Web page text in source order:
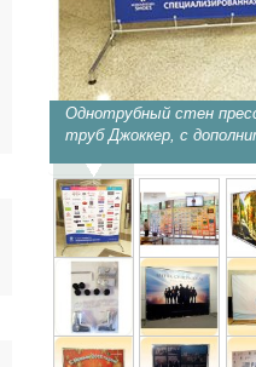
Однотрубный стен
труб Джоккер, с